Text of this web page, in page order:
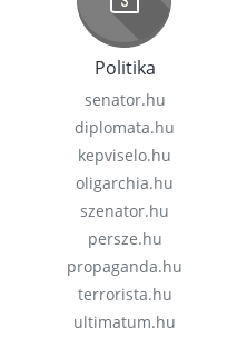
Politika
senator.hu
diplomata.hu
kepviselo.hu
oligarchia.hu
szenator.hu
persze.hu
propaganda.hu
terrorista.hu
ultimatum.hu